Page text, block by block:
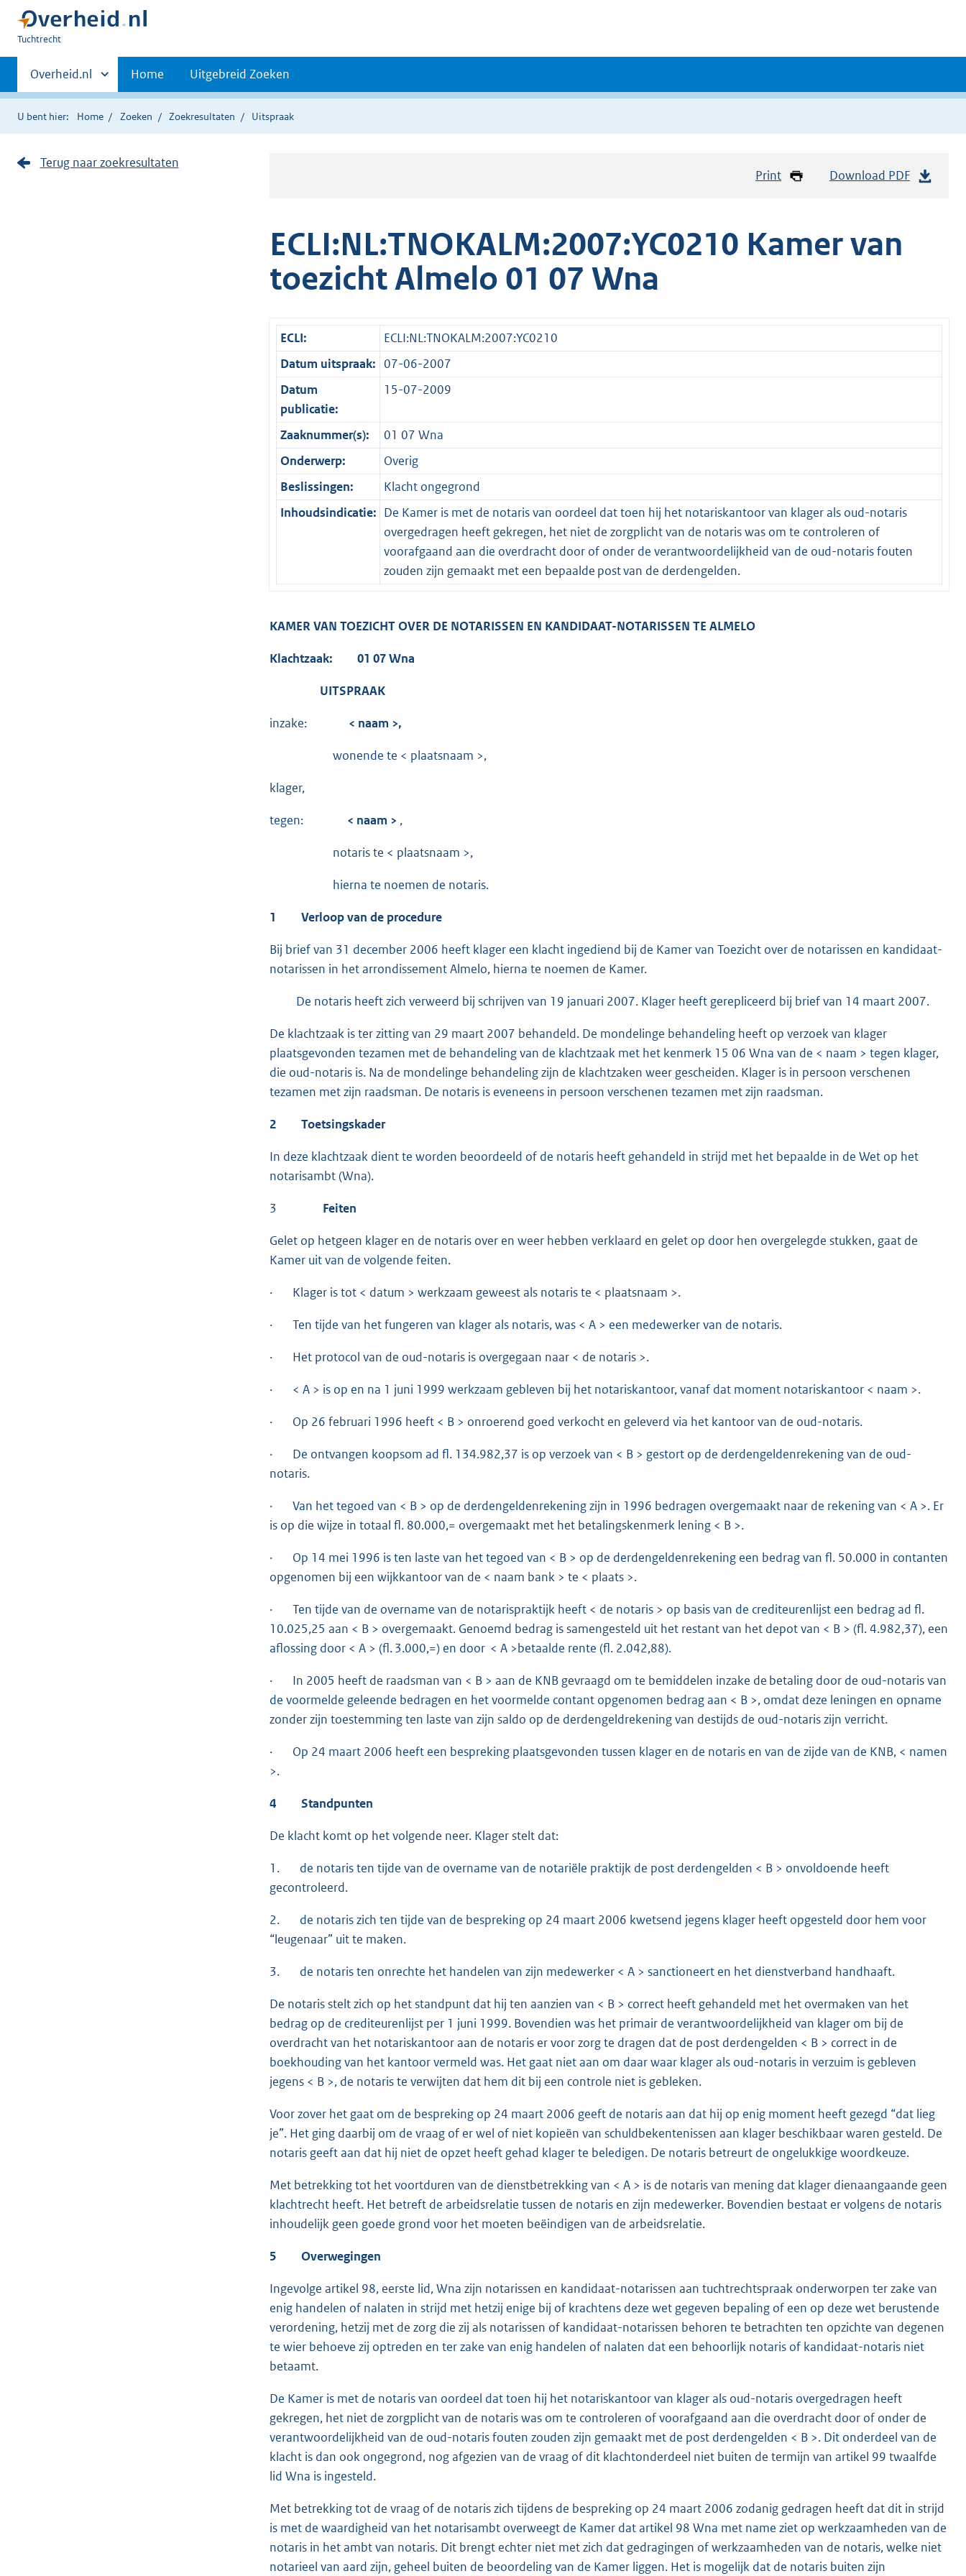
U
hier:
Tuchtrecht
Primaire
navigatie
Andere
sites
binnen
Overheid.nl Home Uitgebreid Zoeken
U bent hier: Home Zoeken Zoekresultaten Uitspraak
Print Download PDF
ECLI:NL:TNOKALM:2007:YC0210 Kamer van
toezicht Almelo 01 07 Wna
ECLI:
ECLI:NL:TNOKALM:2007:YC0210
Datum uitspraak: 07-06-2007
Datum
publicatie:
15-07-2009
Zaaknummer(s):
01 07 Wna
Onderwerp:
Overig
Beslissingen:
Klacht ongegrond
Inhoudsindicatie: De Kamer is met de notaris van oordeel dat toen hij het notariskantoor van klager als oud-notaris
overgedragen heeft gekregen, het niet de zorgplicht van de notaris was om te controleren of
voorafgaand aan die overdracht door of onder de verantwoordelijkheid van de oud-notaris fouten
zouden zijn gemaakt met een bepaalde post van de derdengelden.
KAMER VAN TOEZICHT OVER DE NOTARISSEN EN KANDIDAAT-NOTARISSEN TE ALMELO
Klachtzaak: 01 07 Wna
UITSPRAAK
inzake: < naam >,
wonende te < plaatsnaam >,
klager,
tegen: < naam > ,
notaris te < plaatsnaam >,
hierna te noemen de notaris.
1 Verloop van de procedure
Bij brief van 31 december 2006 heeft klager een klacht ingediend bij de Kamer van Toezicht over de notarissen en kandidaat-
notarissen in het arrondissement Almelo, hierna te noemen de Kamer.
De notaris heeft zich verweerd bij schrijven van 19 januari 2007. Klager heeft gerepliceerd bij brief van 14 maart 2007.
De klachtzaak is ter zitting van 29 maart 2007 behandeld. De mondelinge behandeling heeft op verzoek van klager
plaatsgevonden tezamen met de behandeling van de klachtzaak met het kenmerk 15 06 Wna van de < naam > tegen klager,
die oud-notaris is. Na de mondelinge behandeling zijn de klachtzaken weer gescheiden. Klager is in persoon verschenen
tezamen met zijn raadsman. De notaris is eveneens in persoon verschenen tezamen met zijn raadsman.
2 Toetsingskader
In deze klachtzaak dient te worden beoordeeld of de notaris heeft gehandeld in strijd met het bepaalde in de Wet op het
notarisambt (Wna).
3 Feiten
Gelet op hetgeen klager en de notaris over en weer hebben verklaard en gelet op door hen overgelegde stukken, gaat de
Kamer uit van de volgende feiten.
· Klager is tot < datum > werkzaam geweest als notaris te < plaatsnaam >.
· Ten tijde van het fungeren van klager als notaris, was < A > een medewerker van de notaris.
· Het protocol van de oud-notaris is overgegaan naar < de notaris >.
· < A > is op en na 1 juni 1999 werkzaam gebleven bij het notariskantoor, vanaf dat moment notariskantoor < naam >.
· Op 26 februari 1996 heeft < B > onroerend goed verkocht en geleverd via het kantoor van de oud-notaris.
· De ontvangen koopsom ad fl. 134.982,37 is op verzoek van < B > gestort op de derdengeldenrekening van de oud-
notaris.
· Van het tegoed van < B > op de derdengeldenrekening zijn in 1996 bedragen overgemaakt naar de rekening van < A >. Er
is op die wijze in totaal fl. 80.000,= overgemaakt met het betalingskenmerk lening < B >.
· Op 14 mei 1996 is ten laste van het tegoed van < B > op de derdengeldenrekening een bedrag van fl. 50.000 in contanten
opgenomen bij een wijkkantoor van de < naam bank > te < plaats >.
· Ten tijde van de overname van de notarispraktijk heeft < de notaris > op basis van de crediteurenlijst een bedrag ad fl.
10.025,25 aan < B > overgemaakt. Genoemd bedrag is samengesteld uit het restant van het depot van < B > (fl. 4.982,37), een
aflossing door < A > (fl. 3.000,=) en door < A >betaalde rente (fl. 2.042,88).
· In 2005 heeft de raadsman van < B > aan de KNB gevraagd om te bemiddelen inzake de betaling door de oud-notaris van
de voormelde geleende bedragen en het voormelde contant opgenomen bedrag aan < B >, omdat deze leningen en opname
zonder zijn toestemming ten laste van zijn saldo op de derdengeldrekening van destijds de oud-notaris zijn verricht.
· Op 24 maart 2006 heeft een bespreking plaatsgevonden tussen klager en de notaris en van de zijde van de KNB, < namen
>.
4 Standpunten
De klacht komt op het volgende neer. Klager stelt dat:
1. de notaris ten tijde van de overname van de notariële praktijk de post derdengelden < B > onvoldoende heeft
gecontroleerd.
2. de notaris zich ten tijde van de bespreking op 24 maart 2006 kwetsend jegens klager heeft opgesteld door hem voor
“leugenaar” uit te maken.
3. de notaris ten onrechte het handelen van zijn medewerker < A > sanctioneert en het dienstverband handhaaft.
De notaris stelt zich op het standpunt dat hij ten aanzien van < B > correct heeft gehandeld met het overmaken van het
bedrag op de crediteurenlijst per 1 juni 1999. Bovendien was het primair de verantwoordelijkheid van klager om bij de
overdracht van het notariskantoor aan de notaris er voor zorg te dragen dat de post derdengelden < B > correct in de
boekhouding van het kantoor vermeld was. Het gaat niet aan om daar waar klager als oud-notaris in verzuim is gebleven
jegens < B >, de notaris te verwijten dat hem dit bij een controle niet is gebleken.
Voor zover het gaat om de bespreking op 24 maart 2006 geeft de notaris aan dat hij op enig moment heeft gezegd “dat lieg
je”. Het ging daarbij om de vraag of er wel of niet kopieën van schuldbekentenissen aan klager beschikbaar waren gesteld. De
notaris geeft aan dat hij niet de opzet heeft gehad klager te beledigen. De notaris betreurt de ongelukkige woordkeuze.
Met betrekking tot het voortduren van de dienstbetrekking van < A > is de notaris van mening dat klager dienaangaande geen
klachtrecht heeft. Het betreft de arbeidsrelatie tussen de notaris en zijn medewerker. Bovendien bestaat er volgens de notaris
inhoudelijk geen goede grond voor het moeten beëindigen van de arbeidsrelatie.
5 Overwegingen
Ingevolge artikel 98, eerste lid, Wna zijn notarissen en kandidaat-notarissen aan tuchtrechtspraak onderworpen ter zake van
enig handelen of nalaten in strijd met hetzij enige bij of krachtens deze wet gegeven bepaling of een op deze wet berustende
verordening, hetzij met de zorg die zij als notarissen of kandidaat-notarissen behoren te betrachten ten opzichte van degenen
te wier behoeve zij optreden en ter zake van enig handelen of nalaten dat een behoorlijk notaris of kandidaat-notaris niet
betaamt.
De Kamer is met de notaris van oordeel dat toen hij het notariskantoor van klager als oud-notaris overgedragen heeft
gekregen, het niet de zorgplicht van de notaris was om te controleren of voorafgaand aan die overdracht door of onder de
verantwoordelijkheid van de oud-notaris fouten zouden zijn gemaakt met de post derdengelden < B >. Dit onderdeel van de
klacht is dan ook ongegrond, nog afgezien van de vraag of dit klachtonderdeel niet buiten de termijn van artikel 99 twaalfde
lid Wna is ingesteld.
Met betrekking tot de vraag of de notaris zich tijdens de bespreking op 24 maart 2006 zodanig gedragen heeft dat dit in strijd
is met de waardigheid van het notarisambt overweegt de Kamer dat artikel 98 Wna met name ziet op werkzaamheden van de
notaris in het ambt van notaris. Dit brengt echter niet met zich dat gedragingen of werkzaamheden van de notaris, welke niet
notarieel van aard zijn, geheel buiten de beoordeling van de Kamer liggen. Het is mogelijk dat de notaris buiten zijn
Terug naar zoekresultaten